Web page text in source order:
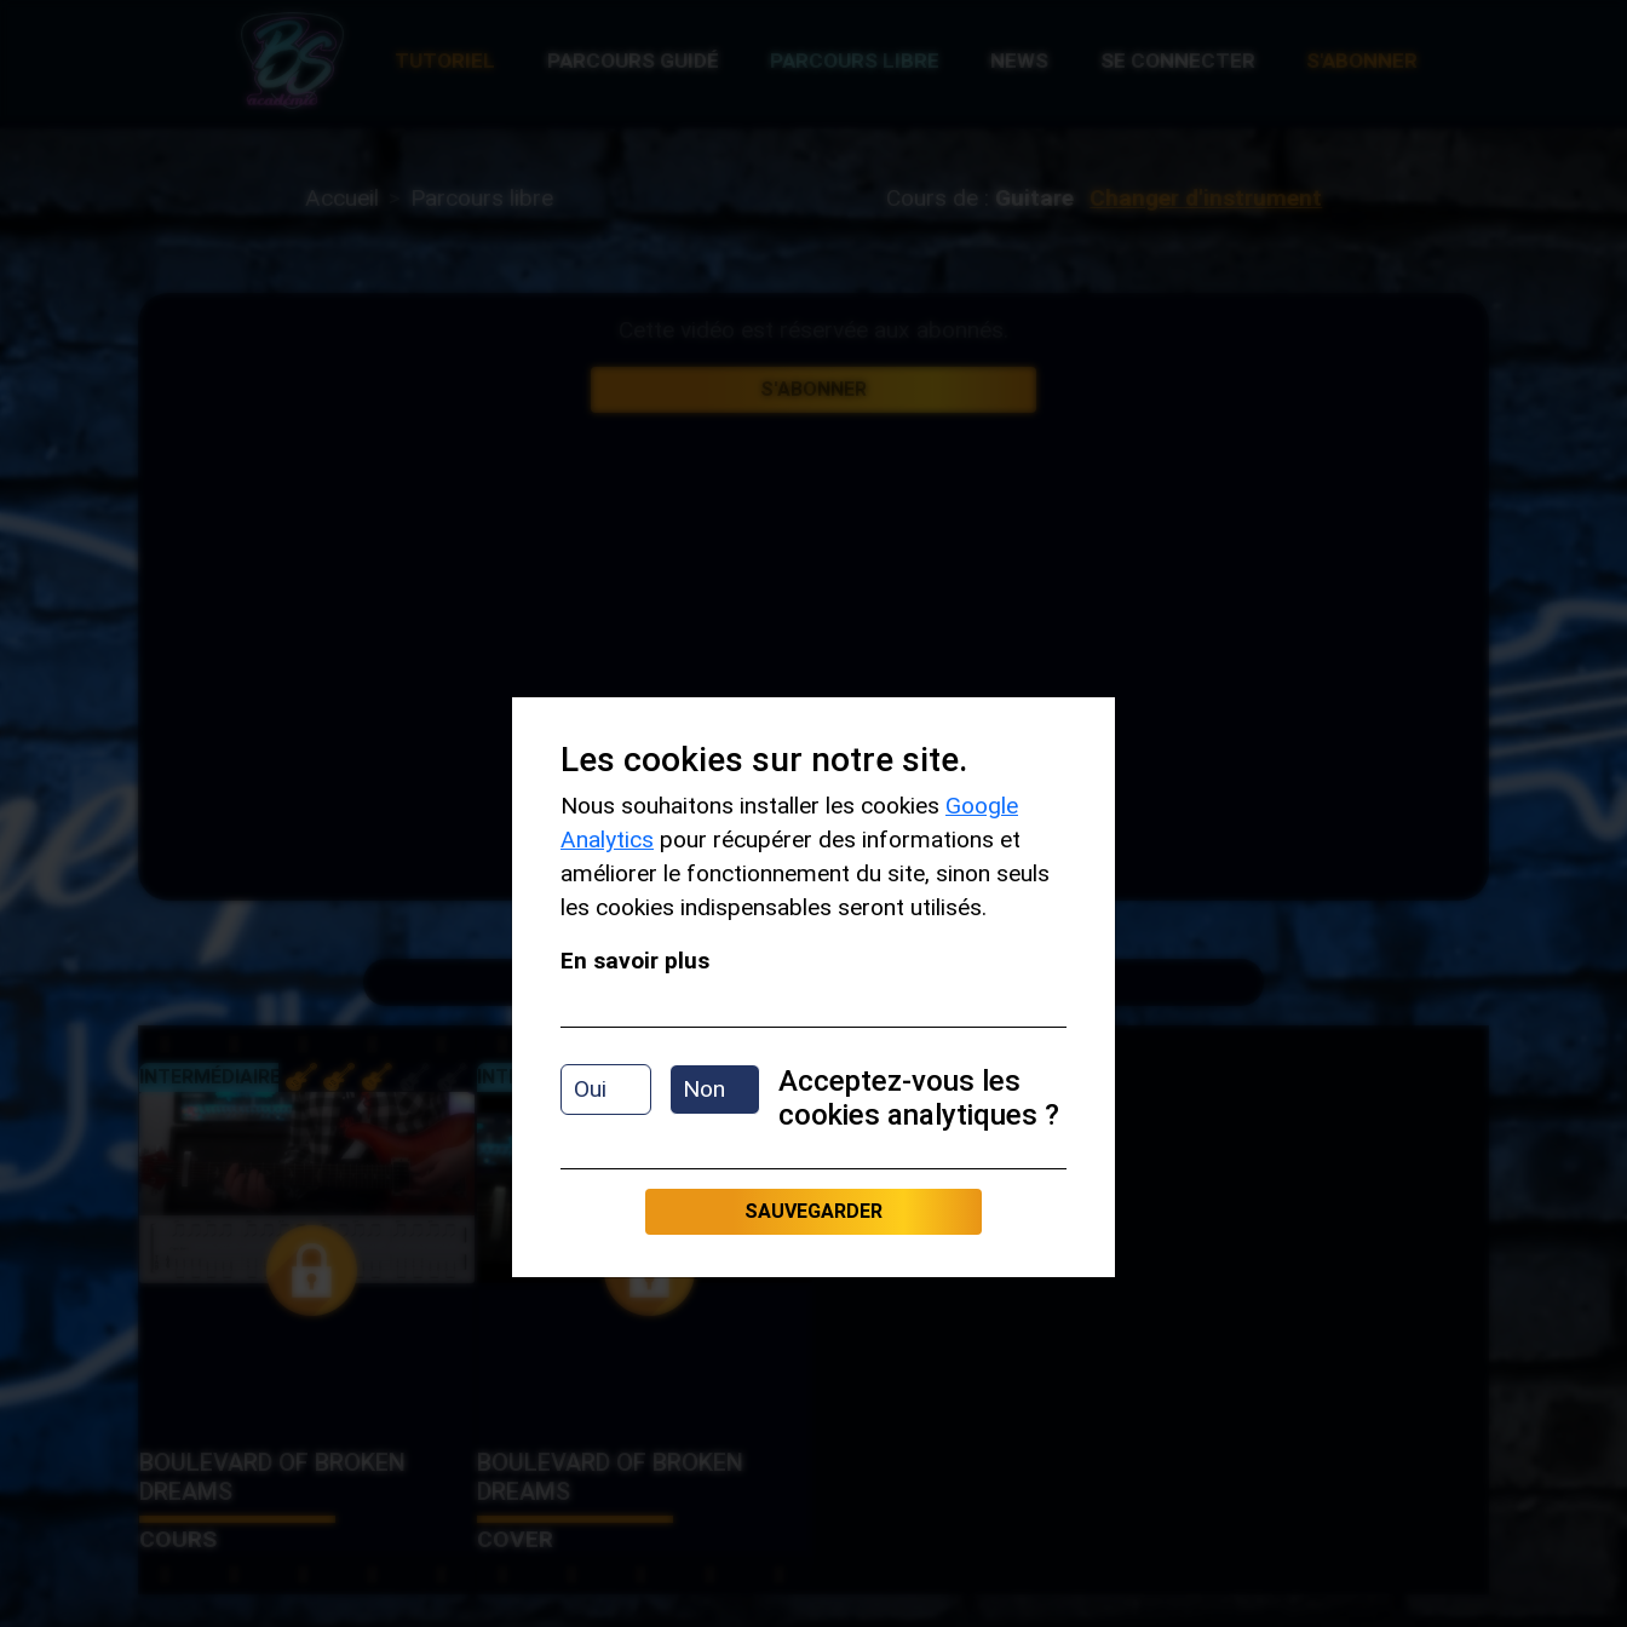
TUTORIEL PARCOURS GUIDÉ PARCOURS LIBRE NEWS SE CONNECTER S'ABONNER
Accueil Parcours libre Cours de : Guitare Changer d'instrument
S'ABONNER
INTERMÉDIAIRE
BOULEVARD OF BROKEN
DREAMS
COURS
INTERMÉDIAIRE
BOULEVARD OF BROKEN
DREAMS
COVER
Les cookies sur notre site.
Nous souhaitons installer les cookies Google
Analytics pour récupérer des informations et
améliorer le fonctionnement du site, sinon seuls
les cookies indispensables seront utilisés.
En savoir plus
Oui Non
Acceptez-vous les
cookies analytiques ?
SAUVEGARDER